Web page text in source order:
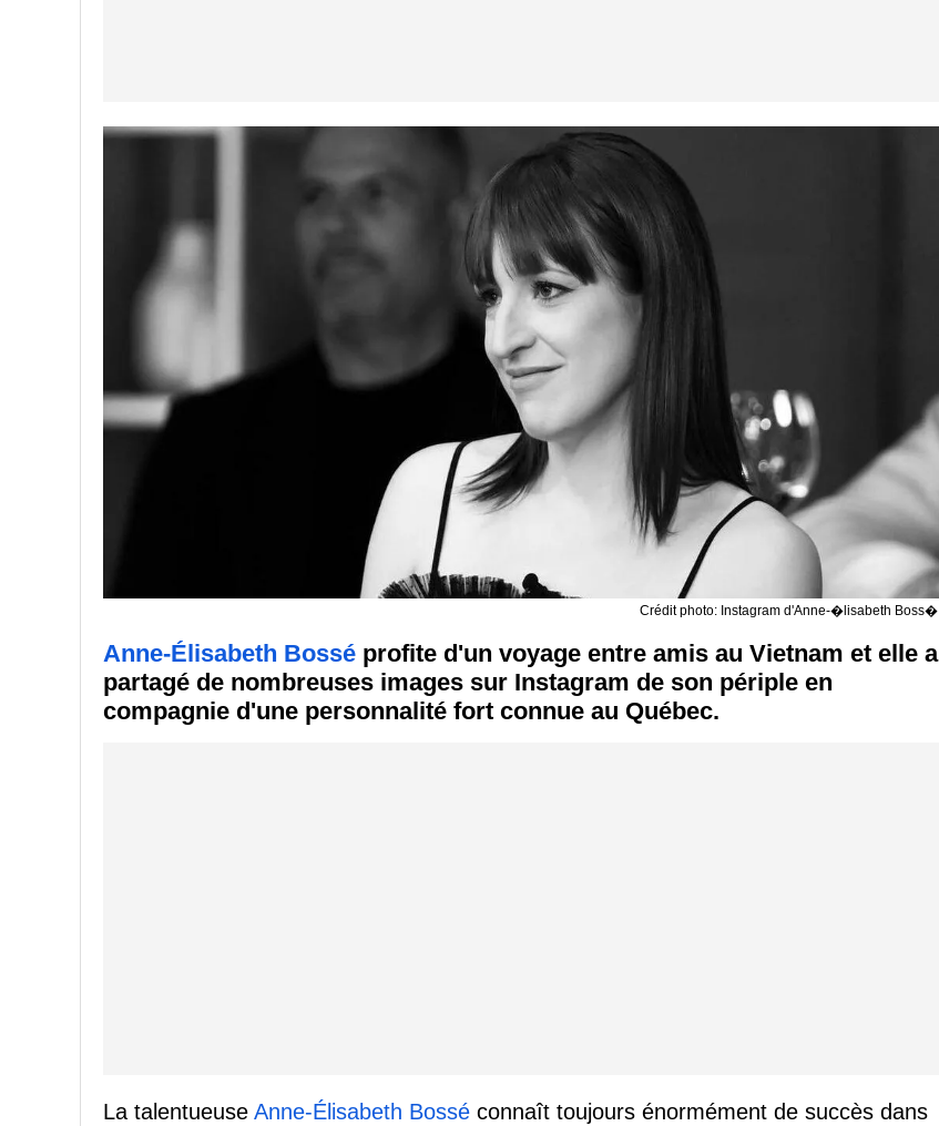
Crédit photo: Instagram d'Anne-�lisabeth Boss�
Anne-Élisabeth Bossé profite d'un voyage entre amis au Vietnam et elle a
partagé de nombreuses images sur Instagram de son périple en
compagnie d'une personnalité fort connue au Québec.
La talentueuse Anne-Élisabeth Bossé connaît toujours énormément de succès dans